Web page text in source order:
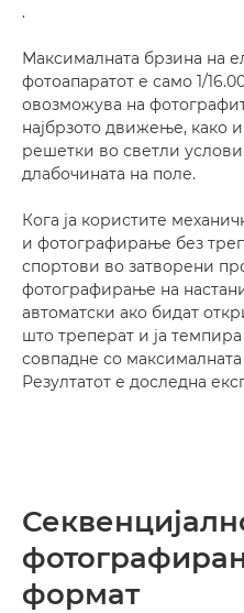
.
Максималната брзина на
фотоапаратот е само 1/
овозможува на
најбрзото движење, како
решетки во светли услови
длабочината на поле.
Кога ја користите
и фотографирање без
спортови во затворени
фотографирање на
автоматски ако бидат
што треперат и ја
совпадне со
Резултатот е доследна
формат